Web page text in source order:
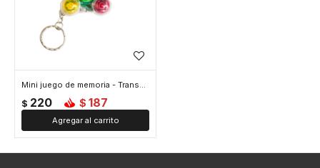
Mini juego de memoria - Transparente
$ 220 $ 187